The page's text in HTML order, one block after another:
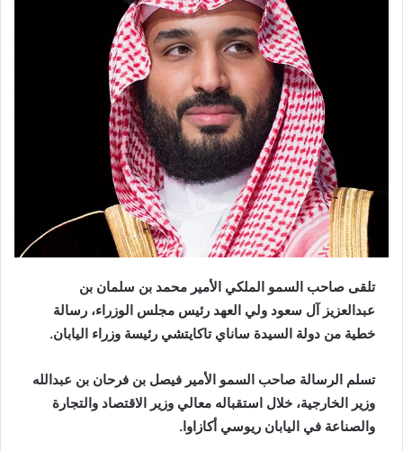
تلقى صاحب السمو الملكي الأمير محمد بن سلمان بن
عبدالعزيز آل سعود ولي العهد رئيس مجلس الوزراء، رسالة
خطية من دولة السيدة ساناي تاكايتشي رئيسة وزراء اليابان.
تسلم الرسالة صاحب السمو الأمير فيصل بن فرحان بن عبدالله
وزير الخارجية، خلال استقباله معالي وزير الاقتصاد والتجارة
والصناعة في اليابان ريوسي أكازاوا.